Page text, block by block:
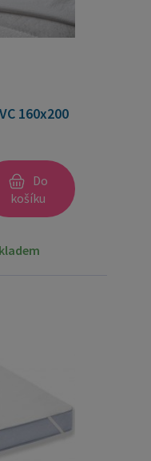
160x200
Do
košíku